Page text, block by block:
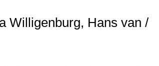
Willigenburg, Hans van /